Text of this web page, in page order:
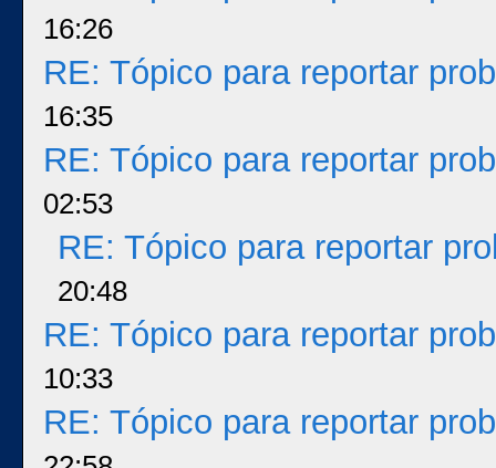
16:26
RE: Tópico para reportar
16:35
RE: Tópico para reportar
02:53
RE: Tópico para reportar
20:48
RE: Tópico para reportar
10:33
RE: Tópico para reportar